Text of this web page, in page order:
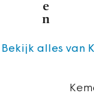
e
n
Bekijk alles van